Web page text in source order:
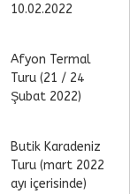
10.02.2022
Afyon Termal
Turu (21 / 24
Şubat 2022)
Butik Karadeniz
Turu (mart 2022
ayı içerisinde)